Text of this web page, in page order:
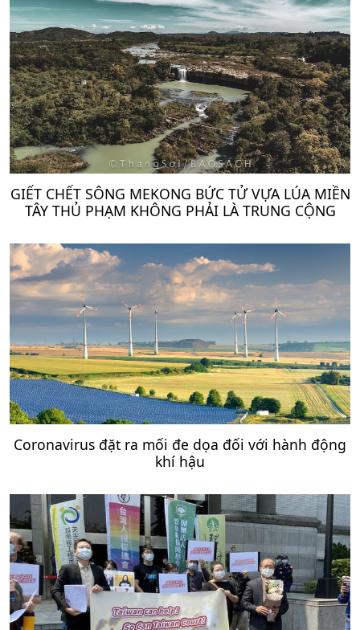
GIẾT CHẾT SÔNG MEKONG BỨC TỬ VỰA LÚA MIỀN
TÂY THỦ PHẠM KHÔNG PHẢI LÀ TRUNG CỘNG
Coronavirus đặt ra mối đe dọa đối với hành động
khí hậu